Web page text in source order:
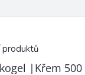
produktů